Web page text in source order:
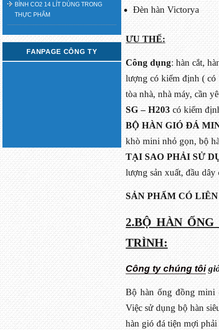
Đèn hàn Victorya
ƯU THẾ:
Công dụng: hàn cắt,
lượng có kiểm định (
tòa nhà, nhà máy, cần
SG – H203có kiểm
BỘ HÀN GIÓ ĐÁ
khò mini nhỏ gọn, bộ
TẠI SAO PHẢI SỬ
lượng sản xuất, đầu
SẢN PHẨM CÓ
2.BỘ HÀN
TRÌNH:
Công ty chúng tôi
Bộ hàn ống đồng mini
Việc sử dụng bộ hàn
hàn gió đá tiện mợi
BÌNH CO2 14 LÍT DÙNG TRONG
THỰC PHẨM
FANPAGE CÔNG TY